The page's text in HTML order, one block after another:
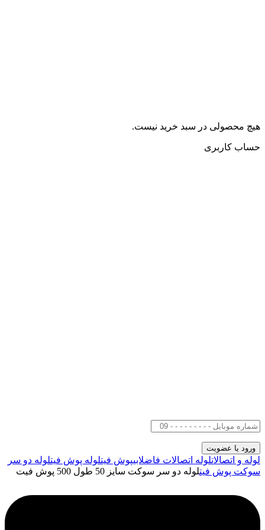
هیچ محصولی در سبد خرید نیست.
حساب کاربری
لوله و اتصالاتلوله اتصالات فاضلابیپوش فیتلوله پوش فیتلوله دو سر
سوکت پوش فیتلوله دو سر سوکت سایز 50 طول 500 پوش فیت